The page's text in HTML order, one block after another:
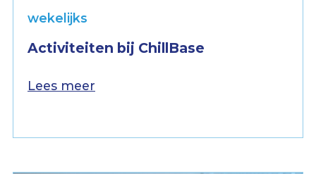
wekelijks
Activiteiten bij ChillBase
Lees meer